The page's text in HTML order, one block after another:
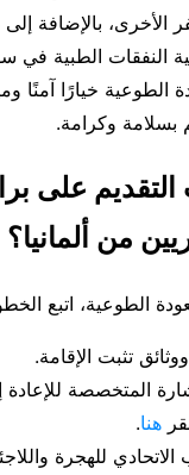
الأخرى، بالإضافة
لتغطية النفقات الطبية
الطوعية خيارًا آمنًا
بسلامة وكرامة.
على
من ألمانيا؟
الطوعية، اتبع
تثبت الإقامة.
المتخصصة للإعادة
هنا.
للهجرة